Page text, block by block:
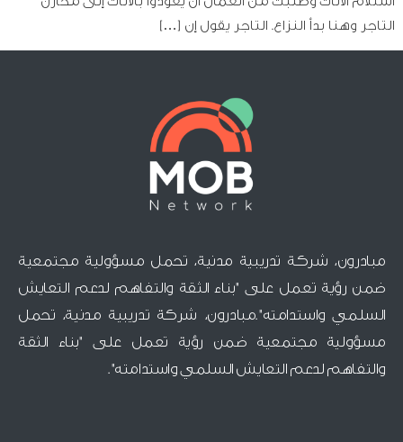
التاجر وهنا بدأ النزاع. التاجر يقول إن […]
مبادرون، شركة تدريبية مدنية، تحمل مسؤولية مجتمعية
ضمن رؤية تعمل على "بناء الثقة والتفاهم لدعم التعايش
السلمي واستدامته".مبادرون، شركة تدريبية مدنية، تحمل
مسؤولية مجتمعية ضمن رؤية تعمل على "بناء الثقة
والتفاهم لدعم التعايش السلمي واستدامته".